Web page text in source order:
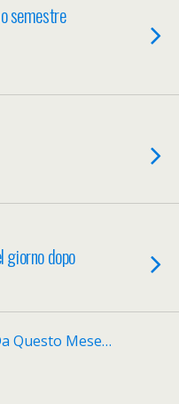
semestre
giorno dopo
Questo Mese…